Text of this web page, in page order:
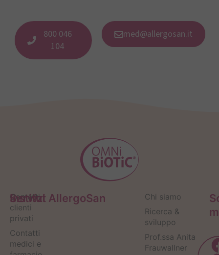
800 046
104
med@allergosan.it
Servizi
Contatti
clienti
privati
Contatti
medici e
Institut AllergoSan
Chi siamo
Ricerca &
sviluppo
Prof.ssa Anita
Frauwallner